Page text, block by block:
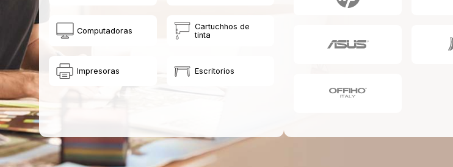
Computadoras
Cartuchhos de
tinta
Impresoras Escritorios
escritorio